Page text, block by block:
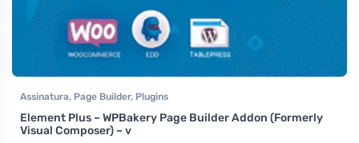
Assinatura, Page Builder, Plugins
Element Plus – WPBakery Page Builder Addon (Formerly
Visual Composer) – v